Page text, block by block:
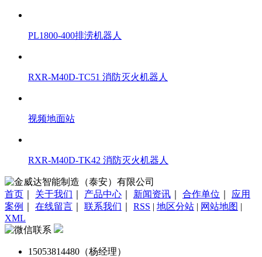
PL1800-400排涝机器人
RXR-M40D-TC51 消防灭火机器人
视频地面站
RXR-M40D-TK42 消防灭火机器人
首页 关于我们 产品中心 新闻资讯 合作单位
应用
案例
在线留言 联系我们 RSS 地区分站 网站地图
XML
15053814480（杨经理）